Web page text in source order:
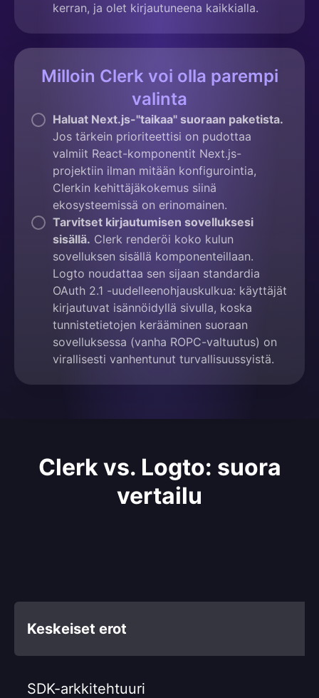
kerran, ja olet kirjautuneena kaikkialla.
Milloin Clerk voi olla parempi
valinta
Haluat Next.js-"taikaa" suoraan paketista.
Jos tärkein prioriteettisi on pudottaa
valmiit React-komponentit Next.js-
projektiin ilman mitään konfigurointia,
Clerkin kehittäjäkokemus siinä
ekosysteemissä on erinomainen.
Tarvitset kirjautumisen sovelluksesi
sisällä. Clerk renderöi koko kulun
sovelluksen sisällä komponenteillaan.
Logto noudattaa sen sijaan standardia
OAuth 2.1 -uudelleenohjauskulkua: käyttäjät
kirjautuvat isännöidyllä sivulla, koska
tunnistetietojen kerääminen suoraan
sovelluksessa (vanha ROPC-valtuutus) on
virallisesti vanhentunut turvallisuussyistä.
Clerk vs. Logto: suora
vertailu
Keskeiset erot
SDK-arkkitehtuuri